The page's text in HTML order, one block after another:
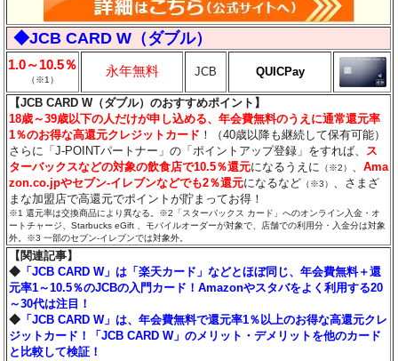
◆JCB CARD W（ダブル）
1.0～10.5％
（※1）
永年無料 JCB QUICPay
【JCB CARD W（ダブル）のおすすめポイント】
18歳～39歳以下の人だけが申し込める、年会費無料のうえに通常還元率
1％のお得な高還元クレジットカード ！（40歳以降も継続して保有可能）
さらに「J-POINTパートナー」の「ポイントアップ登録」をすれば、
ス
ターバックスなどの対象の飲食店で10.5％還元になるうえに （※2） 、Ama
zon.co.jpやセブン‐イレブンなどでも2％還元になるなど （※3）
、さまざ
まな加盟店で高還元でポイントが貯まってお得！
※1 還元率は交換商品により異なる。※2「スターバックス カード」へのオンライン入金・オ
ートチャージ、Starbucks eGift 、モバイルオーダーが対象で、店舗での利用分・入金分は対象
外。※3 一部のセブン‐イレブンでは対象外。
【関連記事】
◆ 「JCB CARD W」は「楽天カード」などとほぼ同じ、年会費無料＋還
元率1～10.5％のJCBの入門カード！Amazonやスタバをよく利用する20
～30代は注目！
◆ 「JCB CARD W」は、年会費無料で還元率1％以上のお得な高還元クレ
ジットカード！「JCB CARD W」のメリット・デメリットを他のカード
と比較して検証！